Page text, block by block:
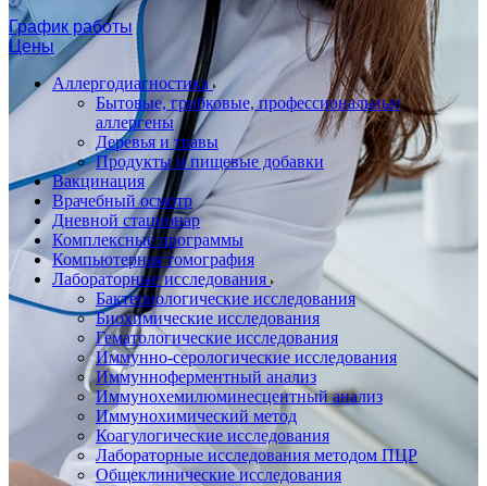
График работы
Цены
Аллергодиагностика
Бытовые, грибковые, профессиональные
аллергены
Деревья и травы
Продукты и пищевые добавки
Вакцинация
Врачебный осмотр
Дневной стационар
Комплексные программы
Компьютерная томография
Лабораторные исследования
Бактериологические исследования
Биохимические исследования
Гематологические исследования
Иммунно-серологические исследования
Иммунноферментный анализ
Иммунохемилюминесцентный анализ
Иммунохимический метод
Коагулогические исследования
Лабораторные исследования методом ПЦР
Общеклинические исследования